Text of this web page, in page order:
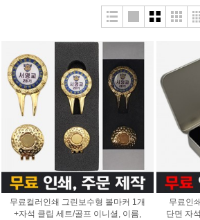
무료컬러인쇄 그린보수형 볼마커 1개
+자석 클립 세트/골프 이니셜, 이름,
무료인
단면 자